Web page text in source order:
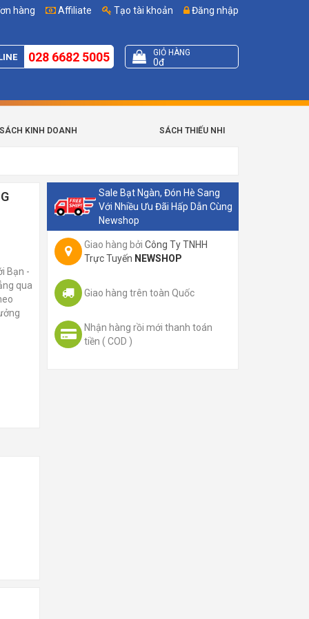
Affiliate Tạo tài khoản Đăng nhập
hàng
028 6682 5005 GIỎ HÀNG
0đ
SÁCH KINH DOANH SÁCH THIẾU NHI
Bạn -
qua
Sale Bạt Ngàn, Đón Hè Sang
Với Nhiều Ưu Đãi Hấp Dẫn Cùng
Newshop
Giao hàng bởiCông Ty TNHH
Trực Tuyến NEWSHOP
Giao hàng trên toàn Quốc
Nhận hàng rồi mới thanh toán
tiền ( COD )